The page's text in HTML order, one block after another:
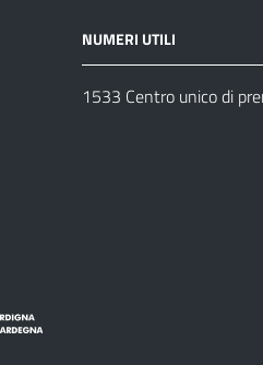
NUMERI UTILI
1533 Centro unico di